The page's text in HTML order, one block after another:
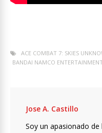
ACE COMBAT 7: SKIES
BANDAI NAMCO
Jose A. Castillo
Soy un apasionado